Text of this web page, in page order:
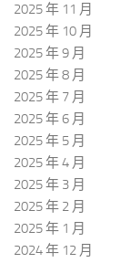
2025 年 11 月
2025 年 10 月
2025 年 9 月
2025 年 8 月
2025 年 7 月
2025 年 6 月
2025 年 5 月
2025 年 4 月
2025 年 3 月
2025 年 2 月
2025 年 1 月
2024 年 12 月